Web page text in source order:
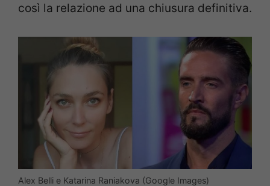
così la relazione ad una chiusura definitiva.
Alex Belli e Katarina Raniakova (Google Images)